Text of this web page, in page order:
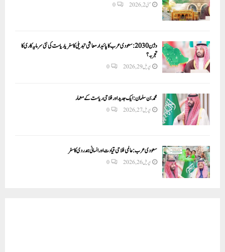
مئی 2, 2026 0
وژن 2030:سعودی عرب کا پائیدار معاشی تبدیلی کا سفر یا ریاست کی نئی سرمایہ کاری کا
تجربہ؟
اپریل 29, 2026 0
محمد بن سلمان: ایک جدید اور فلاحی ریاست کے معمار
اپریل 27, 2026 0
سعودی عرب: عالمی فلاحی قیادت اور انسانی ہمدردی کا سفر
اپریل 26, 2026 0